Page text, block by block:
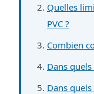
Quelles
PVC ?
Combien
Dans
Dans